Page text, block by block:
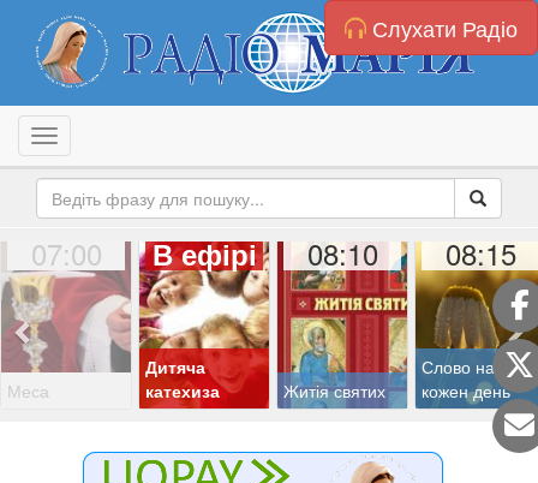
Слухати Радіо
Toggle navigation
07:00
Меса
В ефірі
Дитяча
катехиза
08:10
Житія святих
08:15
Слово на
кожен день